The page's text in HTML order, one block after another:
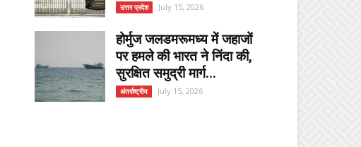
उत्तर प्रदेश July 15, 2026
होर्मुज जलडमरूमध्य में जहाजों
पर हमले की भारत ने निंदा की,
सुरक्षित समुद्री मार्ग...
अंतर्राष्ट्रीय July 15, 2026